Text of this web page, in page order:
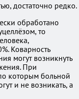
достаточно редко.
обработано
то
Коварность
могут возникнуть
При
которым больной
и не возникать, а